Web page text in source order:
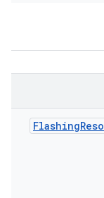
Flashing